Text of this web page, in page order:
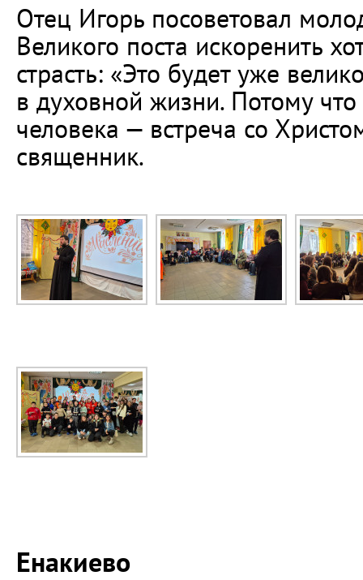
Отец Игорь посоветовал
Великого поста искоренить
страсть: «Это будет уже
в духовной жизни. Потому
человека — встреча со
священник.
Енакиево